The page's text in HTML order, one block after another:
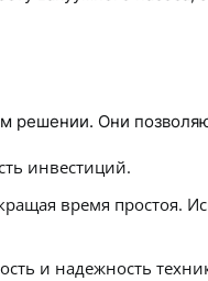
решении. Они
инвестиций.
время простоя.
и надежность